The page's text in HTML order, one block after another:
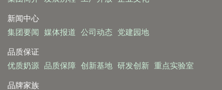
新闻中心
集团要闻
媒体报道 公司动态 党建园地
品质保证
优质奶源
品质保障 创新基地 研发创新 重点实验室
品牌家族